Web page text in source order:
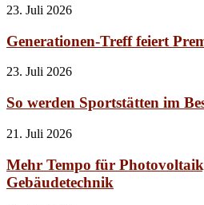
23. Juli 2026
Generationen-Treff feiert
23. Juli 2026
So werden Sportstätten im
21. Juli 2026
Mehr Tempo für
Gebäudetechnik